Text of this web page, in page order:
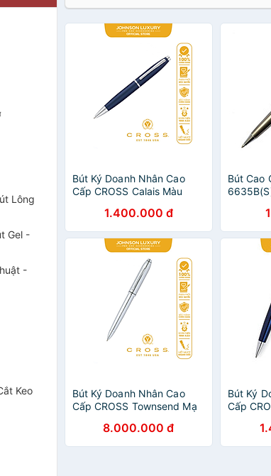
Lông
Gel -
-
Keo
Bút Ký Doanh Nhân Cao
Cấp CROSS Calais Màu
1.400.000 đ
Bút Cao
Bút Ký Doanh Nhân Cao
Cấp CROSS Townsend Mạ
8.000.000 đ
Bút Ký
Cấp
Nắp Mạ